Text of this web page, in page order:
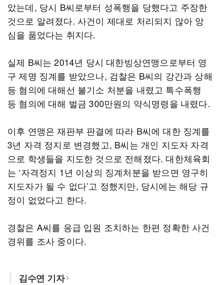
았는데, 당시 B씨로부터 성폭행을 당했다고 주장한
것으로 알려졌다. 사건이 제대로 처리되지 않아 앙
심을 품었다는 취지다.
실제 B씨는 2014년 당시 대한빙상연맹으로부터 영
구 제명 징계를 받았으나, 검찰은 B씨의 강간과 상해
등 혐의에 대해선 불기소 처분을 내렸고 특수폭행
등 혐의에 대해 벌금 300만원의 약식명령을 내렸다.
이후 연맹은 재판부 판결에 따라 B씨에 대한 징계를
3년 자격 정지로 변경했고, B씨는 개인 지도자 자격
으로 학생들을 지도한 것으로 전해졌다. 대한체육회
는 ‘자격정지 1년 이상의 징계처분을 받으면 영구히
지도자가 될 수 없다’고 정했지만, 당시에는 해당 규
정이 없었다고 한다.
경찰은 A씨를 응급 입원 조치하는 한편 정확한 사건
경위를 조사 중이다.
김수연 기자